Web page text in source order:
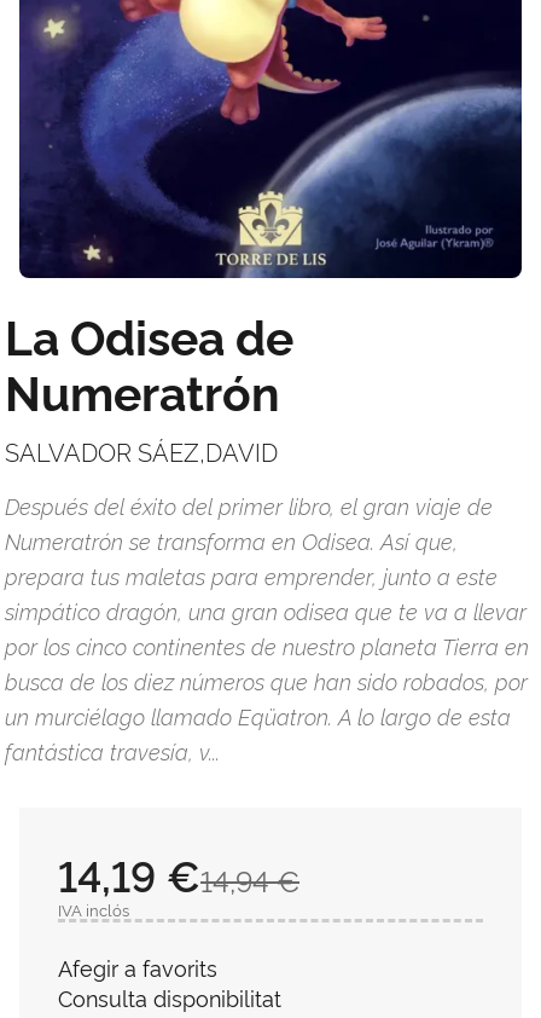
La Odisea de
Numeratrón
SALVADOR SÁEZ,DAVID
Después del éxito del primer libro, el gran viaje de
Numeratrón se transforma en Odisea. Así que,
prepara tus maletas para emprender, junto a este
simpático dragón, una gran odisea que te va a llevar
por los cinco continentes de nuestro planeta Tierra en
busca de los diez números que han sido robados, por
un murciélago llamado Eqüatron. A lo largo de esta
fantástica travesía, v...
14,94 €
14,19 €
IVA inclós
Afegir a favorits
Consulta disponibilitat